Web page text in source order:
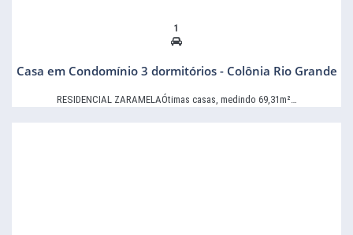
1
Casa em Condomínio 3 dormitórios - Colônia Rio Grande
RESIDENCIAL ZARAMELAÓtimas casas, medindo 69,31m²…